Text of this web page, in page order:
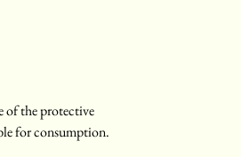
of the protective
for consumption.